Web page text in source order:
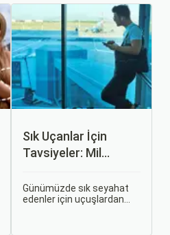
Sık Uçanlar İçin
Tavsiyeler: Mil
Günümüzde sık seyahat
edenler için uçuşlardan